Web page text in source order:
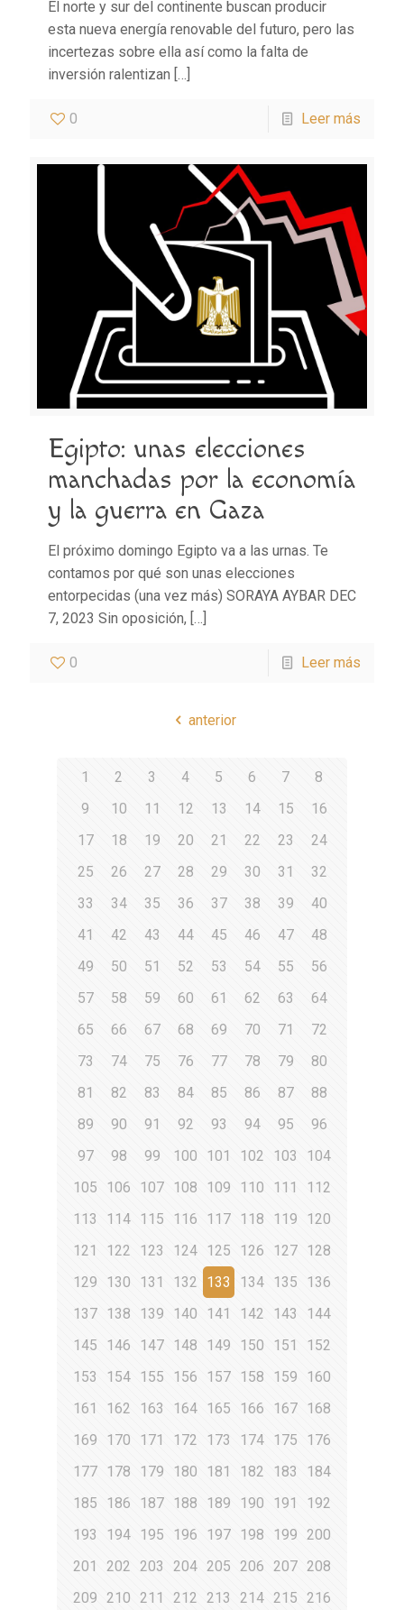
El norte y sur del continente buscan producir
esta nueva energía renovable del futuro, pero las
incertezas sobre ella así como la falta de
inversión ralentizan […]
0 Leer más
Egipto: unas elecciones
manchadas por la economía
y la guerra en Gaza
El próximo domingo Egipto va a las urnas. Te
contamos por qué son unas elecciones
entorpecidas (una vez más) SORAYA AYBAR DEC
7, 2023 Sin oposición, […]
0 Leer más
anterior
1 2 3 4 5 6 7
8
9
10 11 12 13 14 15
16
17
18 19 20 21 22 23
24
25
26 27 28 29 30 31
32
33
34 35 36 37 38 39
40
41
42 43 44 45 46 47
48
49
50 51 52 53 54 55
56
57
58 59 60 61 62 63
64
65
66 67 68 69 70 71
72
73
74 75 76 77 78 79
80
81
82 83 84 85 86 87
88
89
90 91 92 93 94 95
96
97
98 99 100 101 102 103
104
105
106 107 108 109 110 111
112
113
114 115 116 117 118 119
120
121
122 123 124 125 126 127 128
129
130 131 132 133 134 135
136
137 138 139 140 141 142 143
144
145
146 147 148 149 150 151
152
153
154 155 156 157 158 159
160
161
162 163 164 165 166 167 168
169
170 171 172 173 174 175
176
177 178 179 180 181 182 183
184
185
186 187 188 189 190 191
192
193
194 195 196 197 198 199
200
201
202 203 204 205 206 207 208
209
210 211 212 213 214 215
216